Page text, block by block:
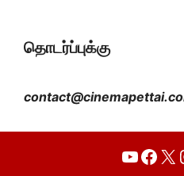
தொடர்ப்புக்கு
X